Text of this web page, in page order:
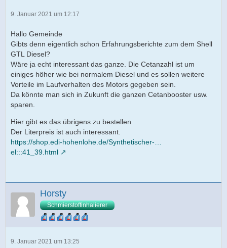
9. Januar 2021 um 12:17
Hallo Gemeinde
Gibts denn eigentlich schon Erfahrungsberichte zum dem Shell
GTL Diesel?
Wäre ja echt interessant das ganze. Die Cetanzahl ist um
einiges höher wie bei normalem Diesel und es sollen weitere
Vorteile im Laufverhalten des Motors gegeben sein.
Da könnte man sich in Zukunft die ganzen Cetanbooster usw.
sparen.
Hier gibt es das übrigens zu bestellen
Der Literpreis ist auch interessant.
https://shop.edi-hohenlohe.de/Synthetischer-…
el:::41_39.html
Horsty
Schmierstoffinhalierer
9. Januar 2021 um 13:25